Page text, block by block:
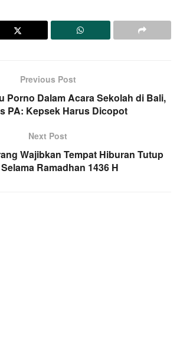
Previous Post
Porno Dalam Acara Sekolah di Bali,
PA: Kepsek Harus Dicopot
Next Post
Wajibkan Tempat Hiburan Tutup
Ramadhan 1436 H